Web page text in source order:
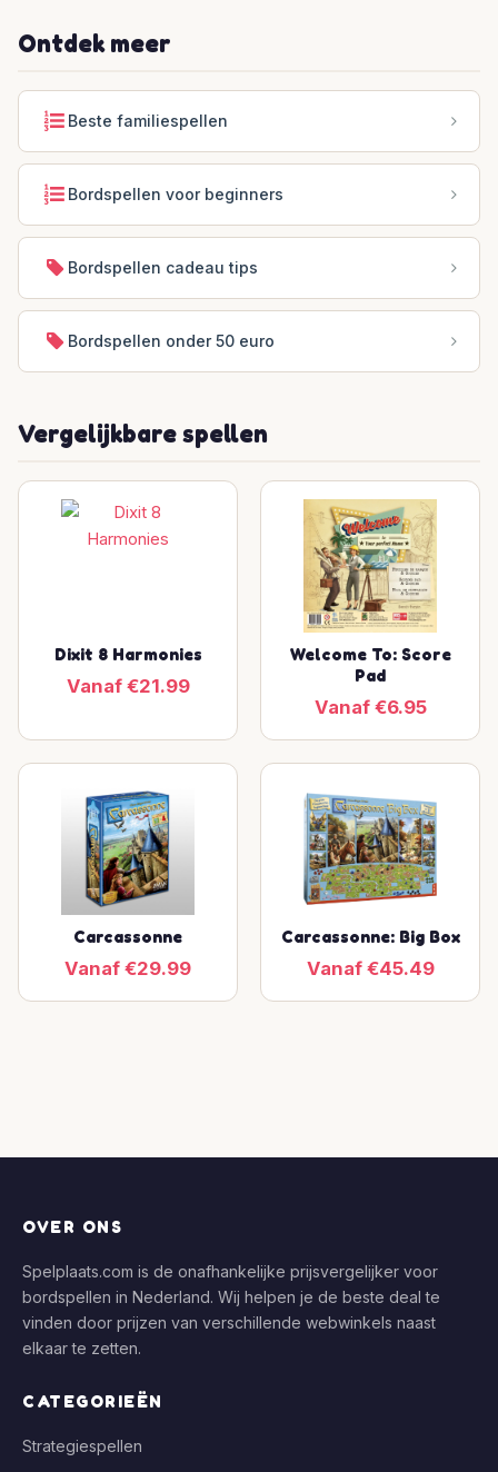
Ontdek meer
Beste familiespellen
Bordspellen voor beginners
Bordspellen cadeau tips
Bordspellen onder 50 euro
Vergelijkbare spellen
Dixit 8 Harmonies
Vanaf €21.99
Welcome To: Score
Pad
Vanaf €6.95
Carcassonne
Vanaf €29.99
Carcassonne: Big Box
Vanaf €45.49
OVER ONS
Spelplaats.com is de onafhankelijke prijsvergelijker voor
bordspellen in Nederland. Wij helpen je de beste deal te
vinden door prijzen van verschillende webwinkels naast
elkaar te zetten.
CATEGORIEËN
Strategiespellen